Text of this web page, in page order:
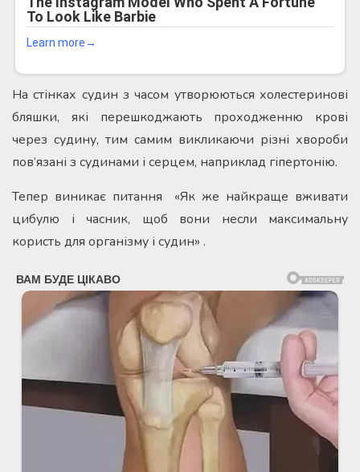
На стінках судин з часом утворюються холестеринові
бляшки, які перешкоджають проходженню крові
через судину, тим самим викликаючи різні хвороби
пов’язані з судинами і серцем, наприклад гіпертонію.
Тепер виникає питання «Як же найкраще вживати
цибулю і часник, щоб вони несли максимальну
користь для організму і судин» .